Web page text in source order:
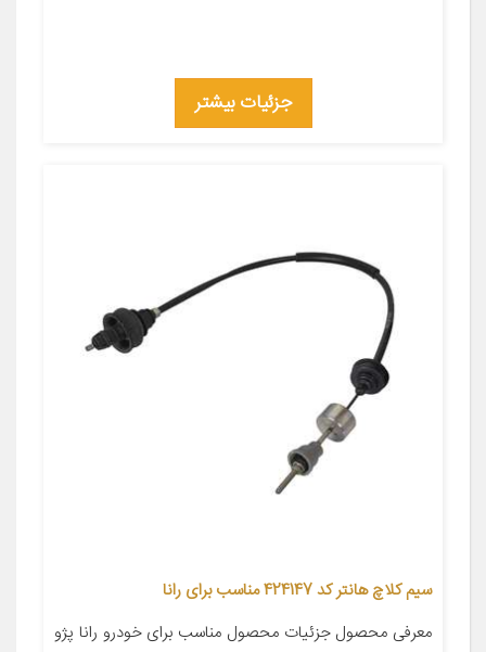
جزئیات بیشتر
سیم کلاچ هانتر کد 424147 مناسب برای رانا
معرفی محصول جزئیات محصول مناسب برای خودرو رانا پژو